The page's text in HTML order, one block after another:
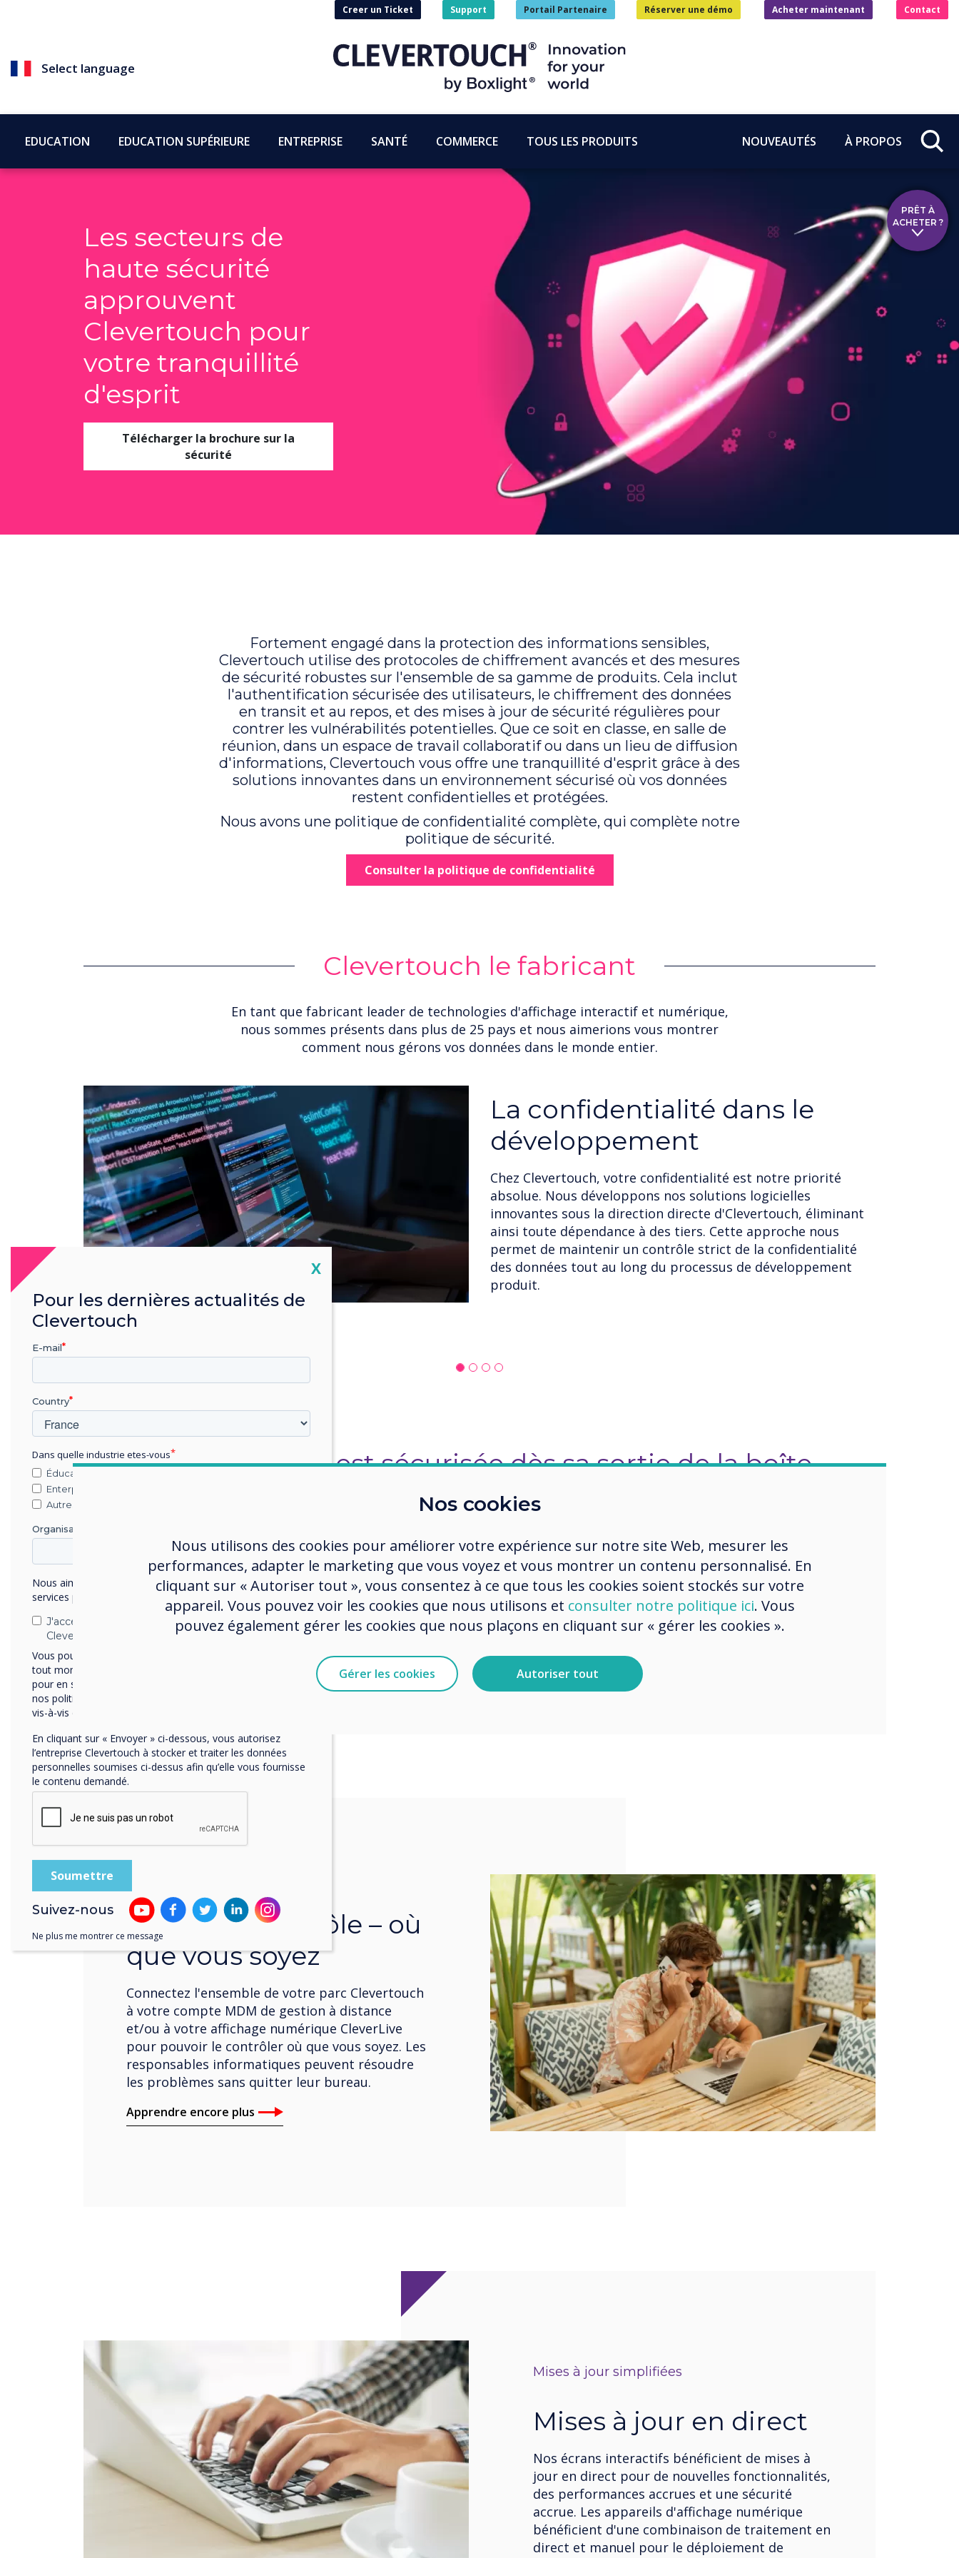
Select language
Creer un Ticket Support Portail Partenaire Réserver une démo Acheter maintenant Contact
EDUCATION EDUCATION SUPÉRIEURE ENTREPRISE SANTÉ COMMERCE TOUS LES PRODUITS NOUVEAUTÉS À PROPOS
Les secteurs de
haute sécurité
approuvent
Clevertouch pour
votre tranquillité
d'esprit
Télécharger la brochure sur la
sécurité
Fortement engagé dans la protection des informations sensibles,
Clevertouch utilise des protocoles de chiffrement avancés et des mesures
de sécurité robustes sur l'ensemble de sa gamme de produits. Cela inclut
l'authentification sécurisée des utilisateurs, le chiffrement des données
en transit et au repos, et des mises à jour de sécurité régulières pour
contrer les vulnérabilités potentielles. Que ce soit en classe, en salle de
réunion, dans un espace de travail collaboratif ou dans un lieu de diffusion
d'informations, Clevertouch vous offre une tranquillité d'esprit grâce à des
solutions innovantes dans un environnement sécurisé où vos données
restent confidentielles et protégées.
Nous avons une politique de confidentialité complète, qui complète notre
politique de sécurité.
Consulter la politique de confidentialité
Clevertouch le fabricant
En tant que fabricant leader de technologies d'affichage interactif et numérique,
nous sommes présents dans plus de 25 pays et nous aimerions vous montrer
comment nous gérons vos données dans le monde entier.
Réglementations mondiales
Clevertouch prend la confidentialité et la sécurité au sérieux
et fait appel à des conseillers indépendants en matière de
confidentialité et de sécurité. Leur expertise nous permet de
rester pleinement conformes au RGPD local dans l'ensemble
de notre réseau mondial. Nous nous engageons à protéger les
données des utilisateurs et à respecter les normes les plus
strictes en matière de confidentialité et de sécurité des
données dans l'ensemble de nos opérations.
Votre solution est sécurisée dès sa sortie de la boîte
Gestion à distance depuis
n'importe où
Mises à jour en direct
Recherche sécurisée
Protection avancée avec Google
EDLA
Prenez le contrôle – où
que vous soyez
Connectez l'ensemble de votre parc Clevertouch
à votre compte MDM de gestion à distance
et/ou à votre affichage numérique CleverLive
pour pouvoir le contrôler où que vous soyez. Les
responsables informatiques peuvent résoudre
les problèmes sans quitter leur bureau.
Apprendre encore plus
Mises à jour simplifiées
Mises à jour en direct
Nos écrans interactifs bénéficient de mises à
jour en direct pour de nouvelles fonctionnalités,
des performances accrues et une sécurité
accrue. Les appareils d'affichage numérique
bénéficient d'une combinaison de traitement en
direct et manuel pour le déploiement de
PRÊT À
ACHETER ?
Nos cookies
Nous utilisons des cookies pour améliorer votre expérience sur notre site Web, mesurer les
performances, adapter le marketing que vous voyez et vous montrer un contenu personnalisé. En
cliquant sur « Autoriser tout », vous consentez à ce que tous les cookies soient stockés sur votre
appareil. Vous pouvez voir les cookies que nous utilisons et consulter notre politique ici. Vous
pouvez également gérer les cookies que nous plaçons en cliquant sur « gérer les cookies ».
Gérer les cookies Autoriser tout
Close
X
Pour les dernières actualités de
Clevertouch
E-mail
Country
Dans quelle industrie etes-vous
Éducation
Enterprise
Autres
Organisation Name
Nous aimerions vous contacter au sujet de nos produits et
services par e-mail, téléphone ou courrier.
J'accepte de recevoir des communications de
Clevertouch.
Vous pouvez vous désabonner de ces communications à
tout moment. Consultez notre Politique de confidentialité
pour en savoir plus sur nos modalités de désabonnement,
nos politiques de confidentialité et sur notre engagement
vis-à-vis de la protection et du respect de la vie privée.
En cliquant sur « Envoyer » ci-dessous, vous autorisez
l’entreprise Clevertouch à stocker et traiter les données
personnelles soumises ci-dessus afin qu’elle vous fournisse
le contenu demandé.
Suivez-nous
Ne plus me montrer ce message